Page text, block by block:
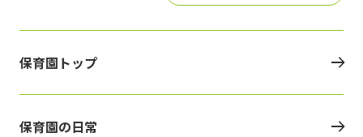
保育園トップ
保育園の日常